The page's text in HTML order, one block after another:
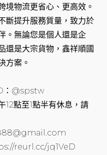
境物流更省心、更高效。
斷提升服務質量，致力於
。無論您是個人還是企
還是大宗貨物，鑫祥順國
方案。
：@spstw
12點至1點半有休息，請
reurl.cc/jq1VeD